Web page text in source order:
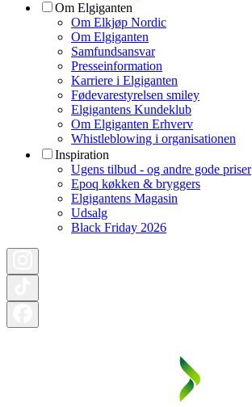
Om Elgiganten
Om Elkjøp Nordic
Om Elgiganten
Samfundsansvar
Presseinformation
Karriere i Elgiganten
Fødevarestyrelsen smiley
Elgigantens Kundeklub
Om Elgiganten Erhverv
Whistleblowing i organisationen
Inspiration
Ugens tilbud - og andre gode priser
Epoq køkken & bryggers
Elgigantens Magasin
Udsalg
Black Friday 2026